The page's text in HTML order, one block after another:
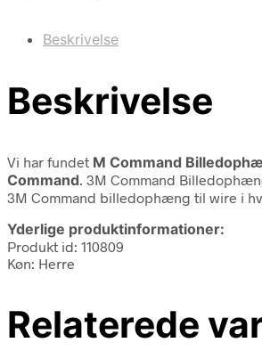
Beskrivelse
Beskrivelse
Vi har fundet M Command
Command . 3M Command
3M Command billedophæng til wire i
Yderlige produktinformationer:
Produkt id: 110809
Køn: Herre
Relaterede